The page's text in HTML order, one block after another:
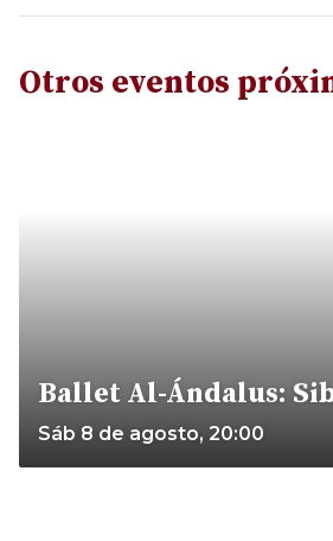
Otros eventos
Ballet Al-Ándalus:
Sáb 8 de agosto, 20:00